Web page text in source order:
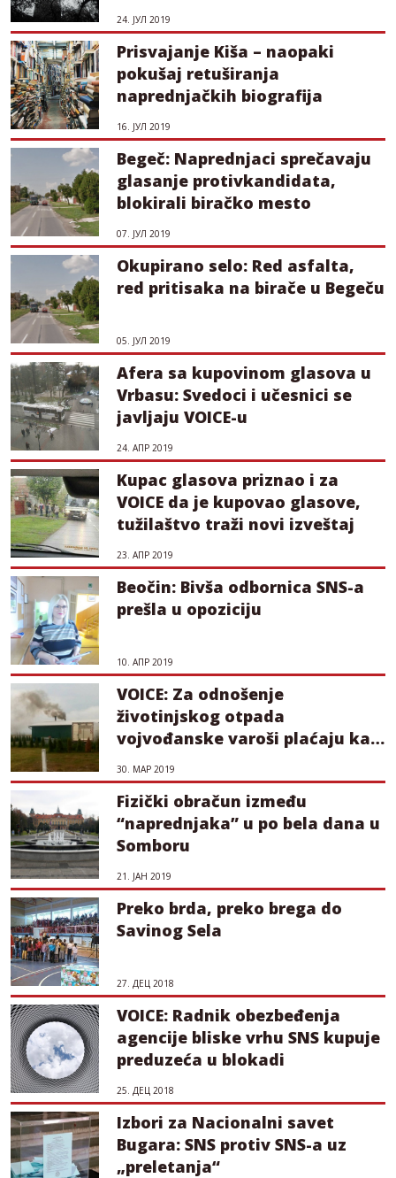
konkursu
24. ЈУЛ 2019
Prisvajanje Kiša – naopaki
pokušaj retuširanja
naprednjačkih biografija
16. ЈУЛ 2019
Begeč: Naprednjaci sprečavaju
glasanje protivkandidata,
blokirali biračko mesto
07. ЈУЛ 2019
Okupirano selo: Red asfalta,
red pritisaka na birače u Begeču
05. ЈУЛ 2019
Afera sa kupovinom glasova u
Vrbasu: Svedoci i učesnici se
javljaju VOICE-u
24. АПР 2019
Kupac glasova priznao i za
VOICE da je kupovao glasove,
tužilaštvo traži novi izveštaj
23. АПР 2019
Beočin: Bivša odbornica SNS-a
prešla u opoziciju
10. АПР 2019
VOICE: Za odnošenje
životinjskog otpada
vojvođanske varoši plaćaju kao
devet Beograda
30. МАР 2019
Fizički obračun između
“naprednjaka” u po bela dana u
Somboru
21. ЈАН 2019
Preko brda, preko brega do
Savinog Sela
27. ДЕЦ 2018
VOICE: Radnik obezbeđenja
agencije bliske vrhu SNS kupuje
preduzeća u blokadi
25. ДЕЦ 2018
Izbori za Nacionalni savet
Bugara: SNS protiv SNS-a uz
„preletanja“